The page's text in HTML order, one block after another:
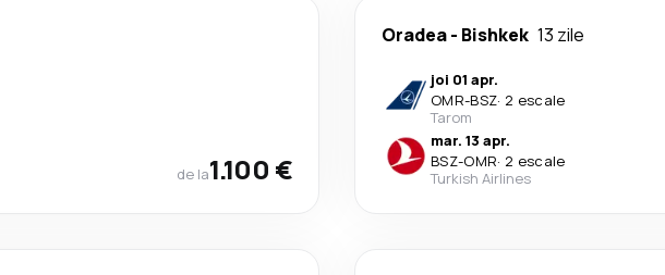
de la1.100 €
Oradea- Bishkek 13 zile
joi 01 apr.
OMR-BSZ· 2 escale
Tarom
mar. 13 apr.
BSZ-OMR· 2 escale
Turkish Airlines